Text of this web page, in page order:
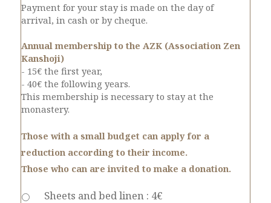
Payment for your stay is made on the day of
arrival, in cash or by cheque.
Annual membership to the AZK (Association Zen
Kanshoji)
- 15€ the first year,
- 40€ the following years.
This membership is necessary to stay at the
monastery.
Those with a small budget can apply for a
reduction according to their income.
Those who can are invited to make a donation.
Sheets and bed linen : 4€